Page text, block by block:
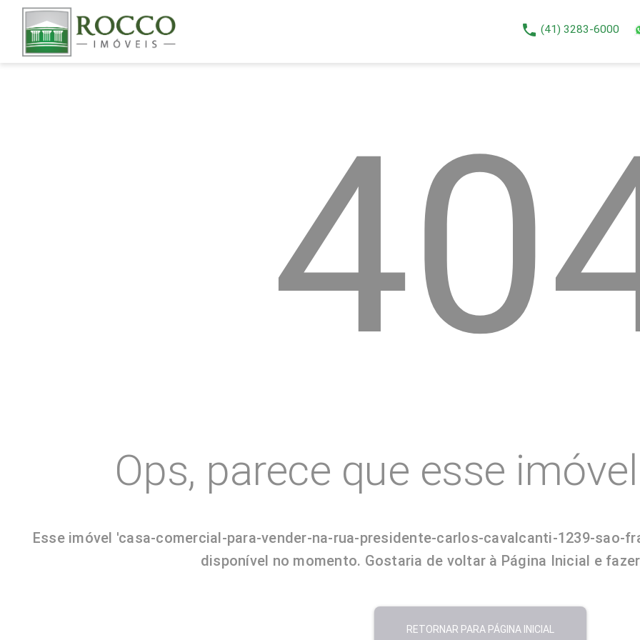
phone (41) 3283-6000
Ops, parece que esse
Esse imóvel 'casa-comercial-para-vender-na-rua-presidente-carlos-cavalcanti-1239-sao-
disponível no momento. Gostaria de voltar à Página Inicial e
RETORNAR PARA PÁGINA INICIAL